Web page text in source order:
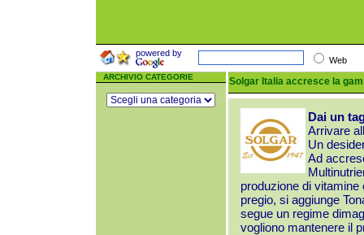
powered by
Web
ARCHIVIO CATEGORIE Solgar Italia accresce la
Dai un
Arrivare
Un
Ad
produzione di
pregio, si aggiunge
segue un regime
vogliono mantenere il